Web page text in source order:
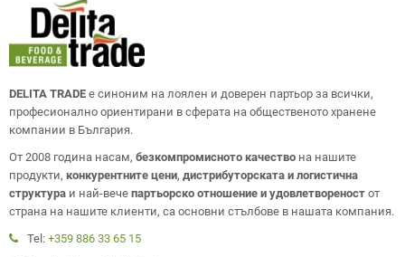
DELITA TRADE е синоним на лоялен и доверен партьор за всички,
професионално ориентирани в сферата на общественото хранене
компании в България.
От 2008 година насам, безкомпромисното качество на нашите
продукти, конкурентните цени, дистрибуторската и логистична
структура и най-вече партьорско отношение и удовлетвореност от
страна на нашите клиенти, са основни стълбове в нашата компания.
Tel: +359 886 33 65 15